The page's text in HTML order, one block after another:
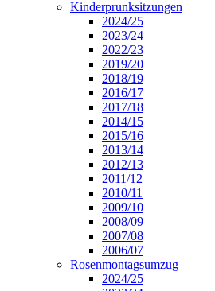
Kinderprunksitzungen
2024/25
2023/24
2022/23
2019/20
2018/19
2016/17
2017/18
2014/15
2015/16
2013/14
2012/13
2011/12
2010/11
2009/10
2008/09
2007/08
2006/07
Rosenmontagsumzug
2024/25